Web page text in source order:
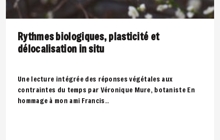
Rythmes biologiques, plasticité et
délocalisation in situ
Une lecture intégrée des réponses végétales aux
contraintes du temps par Véronique Mure, botaniste En
hommage à mon ami Francis..